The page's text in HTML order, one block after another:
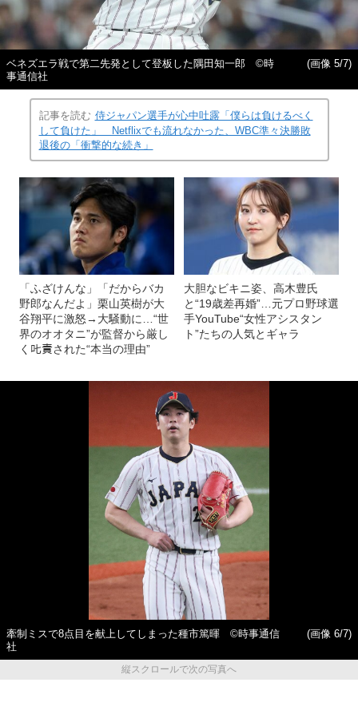
ベネズエラ戦で第二先発として登板した隅田知一郎 ©時
事通信社
(画像 5/7)
記事を読む 侍ジャパン選手が心中吐露「僕らは負けるべく
して負けた」 Netflixでも流れなかった、WBC準々決勝敗
退後の「衝撃的な続き」
「ふざけんな」「だからバカ
野郎なんだよ」栗山英樹が大
谷翔平に激怒→大騒動に…“世
界のオオタニ”が監督から厳し
く𠮟責された“本当の理由”
大胆なビキニ姿、高木豊氏
と“19歳差再婚”…元プロ野球選
手YouTube“女性アシスタン
ト”たちの人気とギャラ
牽制ミスで8点目を献上してしまった種市篤暉 ©時事通信
社
(画像 6/7)
縦スクロールで次の写真へ